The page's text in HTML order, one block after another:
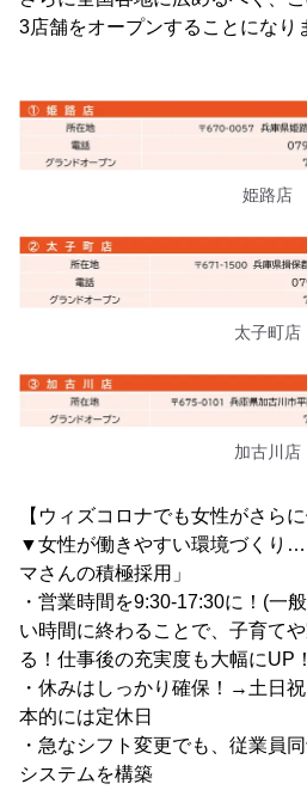
3店舗をオープンすることになり
姫路店
太子町店
加古川店
【ウィズコロナでも女性がさら
▼女性が働きやすい環境づくり
マさんの積極採用」
・営業時間を9:30-17:30に！(一
い時間に終わることで、子育て
る！仕事後の充実度も大幅にUP！
・休みはしっかり確保！→土日
本的には定休日
・急なシフト変更でも、従業員
システムを構築